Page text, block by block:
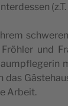
und
das
Arbeit.